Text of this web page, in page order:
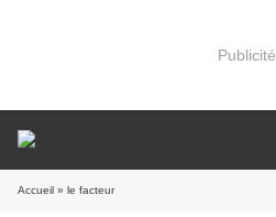
Publicité
Accueil » le facteur